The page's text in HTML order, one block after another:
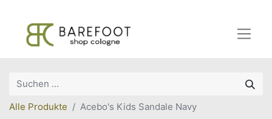
Alle Produkte Acebo's Kids Sandale Navy